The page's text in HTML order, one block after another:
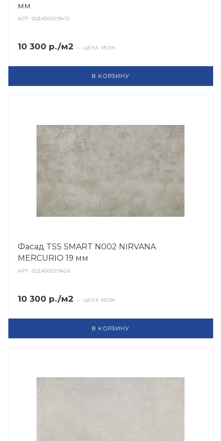
мм
АРТ.ФД400029413
10 300 р./м2 — ЦЕНА РОЗН.
В КОРЗИНУ
Фасад TSS SMART N002 NIRVANA
MERCURIO 19 мм
АРТ.ФД400029426
10 300 р./м2 — ЦЕНА РОЗН.
В КОРЗИНУ